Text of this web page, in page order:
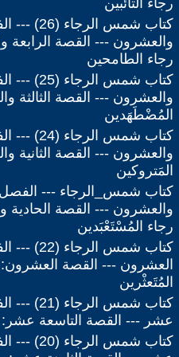
رجاء التائبين
كتاب شمس
والعشرون --- القصة الرابعة
رجاء الطامحين
كتاب شمس
والعشرون --- القصة الثالثة
المُضْطَهَدين
كتاب شمس
والعشرون --- القصة الثانية
المَتروكين
كتاب شمس_الرجاء --- الفصل
والعشرون --- القصة الحادية
رجاء المُسْتَعْبَدين
كتاب شمس الرجاء
العشرون --- القصة العشرون:
المُتَعثْرين
كتاب شمس
عشر --- القصة التاسعة عشر:
كتاب شمس